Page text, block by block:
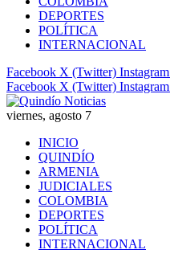
DEPORTES
POLÍTICA
INTERNACIONAL
Facebook X (Twitter) Instagram
Facebook X (Twitter) Instagram
viernes, agosto 7
INICIO
QUINDÍO
ARMENIA
JUDICIALES
COLOMBIA
DEPORTES
POLÍTICA
INTERNACIONAL